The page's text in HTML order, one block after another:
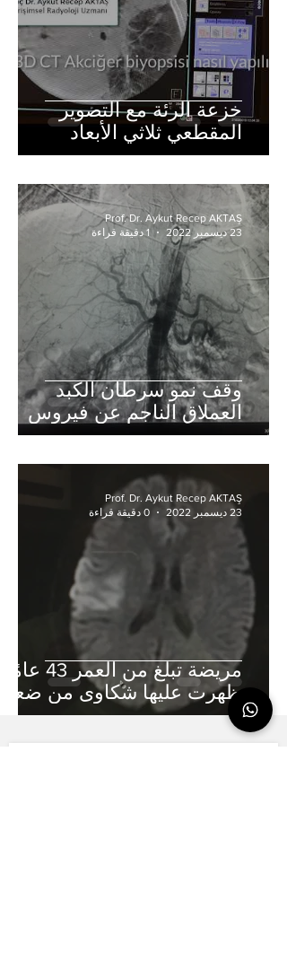
خزعة الرئة مع التصوير
المقطعي ثلاثي الأبعاد
وقف نمو سرطان الكبد
العملاق الناجم عن فيروس
التهاب الكبد بطريقة TAKE
Prof. Dr. Aykut Recep AKTAŞ
23 ديسمبر 2022
1 دقيقة قراءة
مريضة تبلغ من العمر 43 عامًا
ظهرت عليها شكاوى من
في الذراع اليمنى وتحول
Prof. Dr. Aykut Recep AKTAŞ
23 ديسمبر 2022
0 دقيقة قراءة